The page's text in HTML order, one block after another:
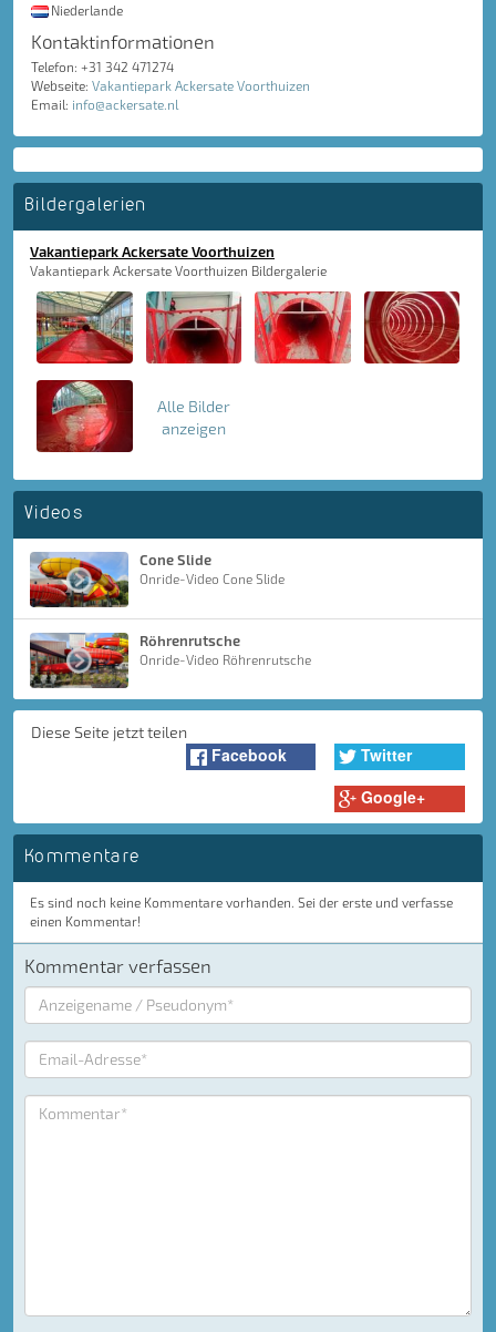
Niederlande
Kontaktinformationen
Telefon: +31 342 471274
Webseite: Vakantiepark Ackersate Voorthuizen
Email: info@ackersate.nl
Bildergalerien
Vakantiepark Ackersate Voorthuizen
Vakantiepark Ackersate Voorthuizen Bildergalerie
Alle Bilder
anzeigen
Videos
Cone Slide
Onride-Video Cone Slide
Röhrenrutsche
Onride-Video Röhrenrutsche
Diese Seite jetzt teilen
Facebook
Twitter
Google+
Kommentare
Es sind noch keine Kommentare vorhanden. Sei der erste und verfasse
einen Kommentar!
Kommentar verfassen